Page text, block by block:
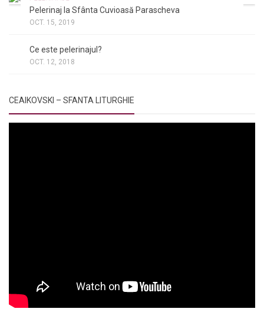
Pelerinaj la Sfânta Cuvioasă Parascheva
OCT. 15, 2019
Ce este pelerinajul?
OCT. 12, 2018
CEAIKOVSKI – SFANTA LITURGHIE